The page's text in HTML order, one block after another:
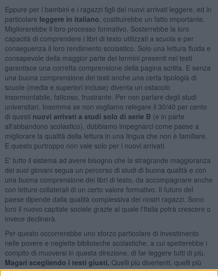
Eppure per i bambini e i ragazzi figli dei nuovi arrivati leggere, ed in
particolare leggere in italiano , costituirebbe un fatto importante.
Migliorerebbe il loro processo formativo. Sosterrebbe la loro
capacità di comprendere i libri di testo utilizzati a scuola e per
conseguenza il loro rendimento scolastico. Solo una lettura fluida e
consapevole della maggior parte dei termini presenti nei testi
garantisce una corretta comprensione della pagina scritta. E senza
una buona comprensione dei testi anche una certa tipologia di
scuole (media e superiori incluse) diventa un ostacolo
insormontabile, faticoso, frustrante. Per non parlare degli studi
universitari. Insomma se non vogliamo relegare il 30/40 per cento
di questi nuovi arrivati a studi solo di serie B (e in parte
all'abbandono scolastico), dobbiamo impegnarci come paese a
migliorare la qualità della lettura in una lingua che non è familiare.
E questo purtroppo non vale solo per i nuovi arrivati.
E' tutto il sistema ad avere bisogno che la stragrande maggioranza
dei suoi giovani segua un percorso di studi di buona qualità e con
una buona comprensione dei libri di testo, da accompagnare anche
con letture collaterali di un certo valore formativo. Il futuro del
paese dipende dalla qualità complessiva dei nostri ragazzi. Sono
loro il nuovo capitale sociale grazie al quale l'Italia potrà crescere o
invece declinerà.
Per questo occorrerebbe uno sforzo particolare di investimento
nelle povere e neglette biblioteche scolastiche, a cui spetterebbe i
compito di muoversi in questa direzione, di far leggere tutti di più.
Magari scegliendo i testi giusti. Quelli più divertenti, quelli più
accattivanti, quelli che parlano dei nuovi arrivati. Servirebbe uno